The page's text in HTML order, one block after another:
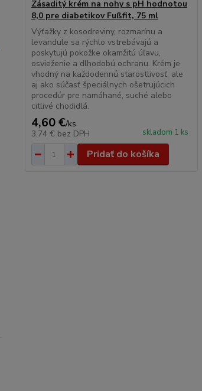
Zásaditý krém na nohy s pH hodnotou
8,0 pre diabetikov Fußfit, 75 ml
Výťažky z kosodreviny, rozmarínu a
levandule sa rýchlo vstrebávajú a
poskytujú pokožke okamžitú úľavu,
osvieženie a dlhodobú ochranu. Krém je
vhodný na každodennú starostlivosť, ale
aj ako súčasť špeciálnych ošetrujúcich
procedúr pre namáhané, suché alebo
citlivé chodidlá.
4,60 €/ks
3,74 € bez DPH skladom 1 ks
Pridať do košíka